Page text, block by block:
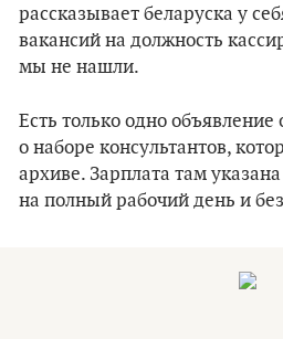
рассказывает беларуска у
вакансий на должность
мы не нашли.
Есть только одно объявление
о наборе консультантов,
архиве. Зарплата там
на полный рабочий день и